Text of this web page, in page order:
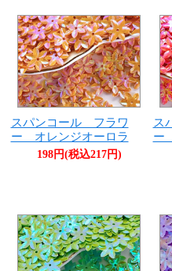
スパンコール フラワ
ー オレンジオーロラ
198円(税込217円)
ス
ー